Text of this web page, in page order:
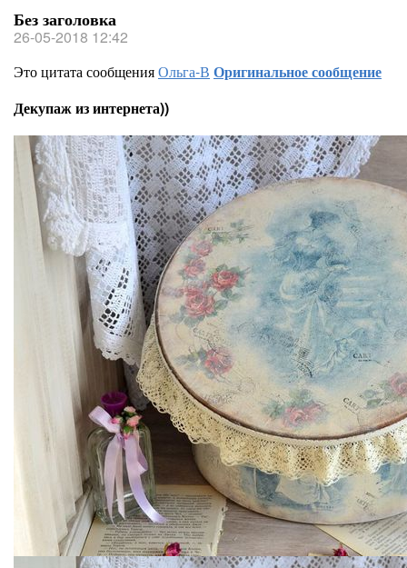
Без заголовка
26-05-2018 12:42
Это цитата сообщенияОльга-В Оригинальное сообщение
Декупаж из интернета))